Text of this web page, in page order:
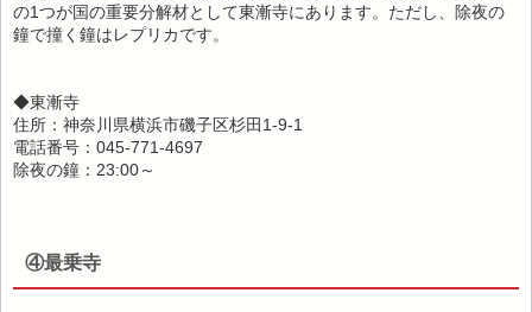
の1つが国の重要分解材として東漸寺にあります。ただし、除夜の
鐘で撞く鐘はレプリカです。
◆東漸寺
住所：神奈川県横浜市磯子区杉田1-9-1
電話番号：045-771-4697
除夜の鐘：23:00～
④最乗寺